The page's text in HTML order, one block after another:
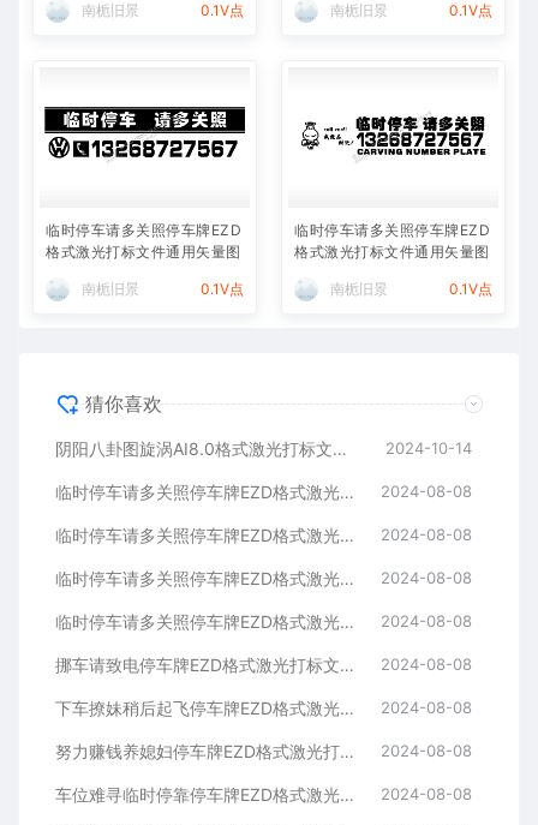
南栀旧景 0.1V点 南栀旧景 0.1V点
临时停车请多关照停车牌EZD
格式激光打标文件通用矢量图
南栀旧景 0.1V点
临时停车请多关照停车牌EZD
格式激光打标文件通用矢量图
南栀旧景 0.1V点
猜你喜欢
阴阳八卦图旋涡AI8.0格式激光打标文件通用矢量图 2024-10-14
临时停车请多关照停车牌EZD格式激光打标文件通用矢量图 2024-08-08
临时停车请多关照停车牌EZD格式激光打标文件通用矢量图 2024-08-08
临时停车请多关照停车牌EZD格式激光打标文件通用矢量图 2024-08-08
临时停车请多关照停车牌EZD格式激光打标文件通用矢量图 2024-08-08
挪车请致电停车牌EZD格式激光打标文件通用矢量图 2024-08-08
下车撩妹稍后起飞停车牌EZD格式激光打标文件通用矢量图 2024-08-08
努力赚钱养媳妇停车牌EZD格式激光打标文件通用矢量图 2024-08-08
车位难寻临时停靠停车牌EZD格式激光打标文件通用矢量图 2024-08-08